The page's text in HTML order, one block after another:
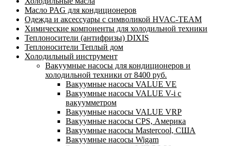
Масло PAG для кондиционеров
Одежда и аксессуары с символикой HVAC-TEAM
Химические компоненты для холодильной техники
Теплоносители (антифризы) DIXIS
Теплоносители Теплый дом
Холодильный инструмент
Вакуумные насосы для кондиционеров и
холодильной техники от 8400 руб.
Вакуумные насосы VALUE VE
Вакуумные насосы VALUE V-i с
вакуумметром
Вакуумные насосы VALUE VRP
Вакуумные насосы CPS, Америка
Вакуумные насосы Mastercool, США
Вакуумные насосы Wigam